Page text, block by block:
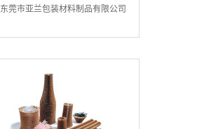
东莞市亚兰包装材料制品有限公司